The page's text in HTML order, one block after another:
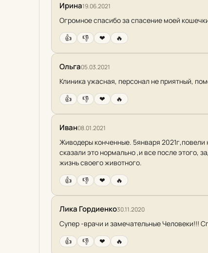
Ирина19.06.2021
Огромное спасибо за спасение моей
👍
👎 ❤ 🔥
Ольга05.03.2021
Клиника ужасная, персонал не приятный,
👍
👎 ❤ 🔥
Иван08.01.2021
Живодеры конченные. 5января 2021г,повели
сказали это нормально ,и все после этого,
жизнь своего животного.
👍
👎 ❤ 🔥
Лика Гордиенко30.11.2020
Супер -врачи и замечательные Человеки!!!
👍
👎 ❤ 🔥